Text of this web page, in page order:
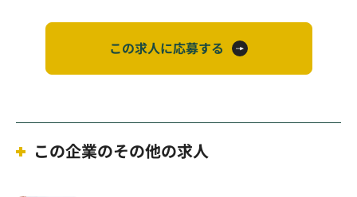
この求人に応募する
この企業のその他の求人